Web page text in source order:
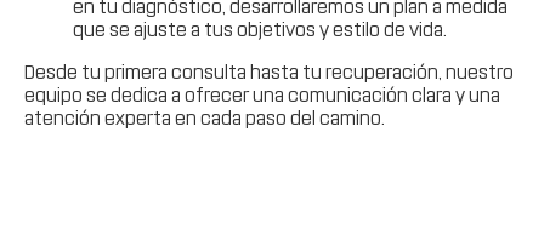
en tu diagnóstico, desarrollaremos un plan a medida
que se ajuste a tus objetivos y estilo de vida.
Desde tu primera consulta hasta tu recuperación, nuestro
equipo se dedica a ofrecer una comunicación clara y una
atención experta en cada paso del camino.